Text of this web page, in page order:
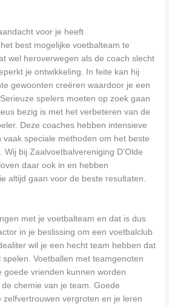
voor je heeft
best mogelijke voetbalteam te
wel heroverwegen als de coach slecht
je ontwikkeling. In feite kan hij
gewoonten creëren waardoor je een
spelers moeten op zoek gaan
bezig is met het verbeteren van de
Deze coaches hebben intensieve
speciale methoden om het beste
bij Zaalvoetbalvereniging D’Olde
daar ook in en hebben
altijd gaan voor de beste resultaten.
met je voetbalteam en dat is dus
in je beslissing om een voetbalclub
wil je een hecht team hebben dat
Voetballen met teamgenoten
goede vrienden kunnen worden
chemie van je team. Goede
vergroten en je leren